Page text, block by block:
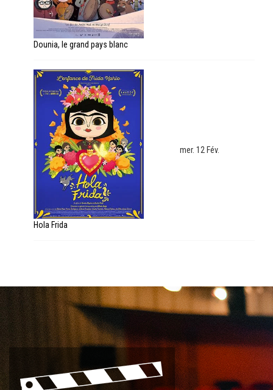
Dounia, le grand pays blanc
Hola Frida
mer. 12 Fév.